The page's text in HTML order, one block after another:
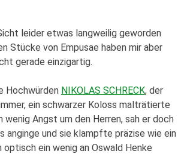
leider etwas langweilig geworden
Stücke von Empusae haben mir aber
gerade einzigartig.
Hochwürden NIKOLAS SCHRECK, der
ein schwarzer Koloss malträtierte
Angst um den Herren, sah er doch
anginge und sie klampfte präzise wie ein
ein wenig an Oswald Henke